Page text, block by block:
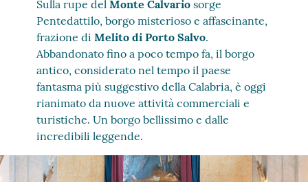
Sulla rupe delMonte Calvario sorge
Pentedattilo, borgo misterioso e affascinante,
frazione diMelito di Porto Salvo.
Abbandonato fino a poco tempo fa, il borgo
antico, considerato nel tempo il paese
fantasma più suggestivo della Calabria, è oggi
rianimato da nuove attività commerciali e
turistiche. Un borgo bellissimo e dalle
incredibili leggende.